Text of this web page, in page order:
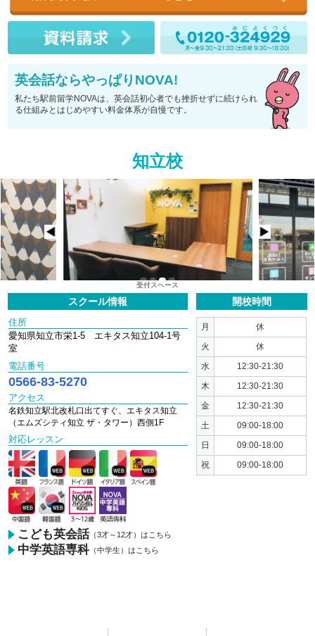
英会話ならやっぱりNOVA!
私たち駅前留学NOVAは、英会話初心者でも挫折せずに続けられ
る仕組みとはじめやすい料金体系が自慢です。
知立校
スクール情報
住所
愛知県知立市栄1-5 エキタス知立104-1号
室
電話番号
0566-83-5270
アクセス
名鉄知立駅北改札口出てすぐ、エキタス知立
（エムズシティ知立 ザ・タワー）西側1F
対応レッスン
こども英会話（3才～12才）はこちら
中学英語専科（中学生）はこちら
開校時間
月 休
火 休
水 12:30-21:30
木 12:30-21:30
金 12:30-21:30
土 09:00-18:00
日 09:00-18:00
祝 09:00-18:00
受付スペース
1 2 3 4